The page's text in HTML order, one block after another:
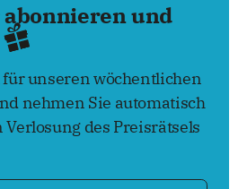
und
für unseren wöchentlichen
nehmen Sie automatisch
des Preisrätsels